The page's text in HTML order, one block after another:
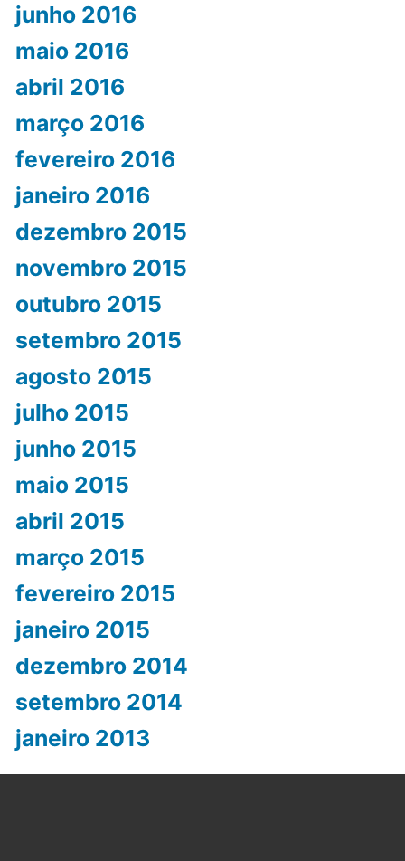
junho 2016
maio 2016
abril 2016
março 2016
fevereiro 2016
janeiro 2016
dezembro 2015
novembro 2015
outubro 2015
setembro 2015
agosto 2015
julho 2015
junho 2015
maio 2015
abril 2015
março 2015
fevereiro 2015
janeiro 2015
dezembro 2014
setembro 2014
janeiro 2013